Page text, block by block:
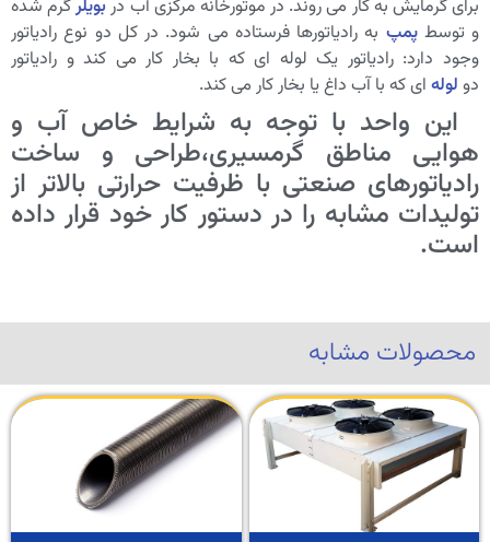
برای گرمایش به کار می روند. در موتورخانه مرکزی آب دربویلرگرم شده
و توسطپمپ به رادیاتورها فرستاده می شود. در کل دو نوع رادیاتور
وجود دارد: رادیاتور یک لوله ای که با بخار کار می کند و رادیاتور
دو لوله ای که با آب داغ یا بخار کار می کند.
این واحد با توجه به شرایط خاص آب و
هوایی مناطق گرمسیری،طراحی و ساخت
رادیاتورهای صنعتی با ظرفیت حرارتی بالاتر از
تولیدات مشابه را در دستور کار خود قرار داده
است.
محصولات مشابه